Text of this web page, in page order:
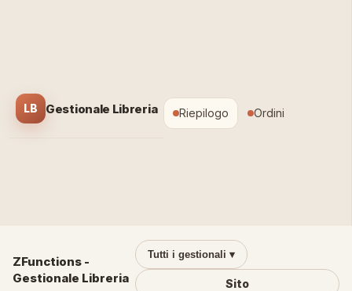
LB Gestionale Libreria Riepilogo Ordini
ZFunctions -
Gestionale Libreria
Tutti i gestionali ▾
Sito